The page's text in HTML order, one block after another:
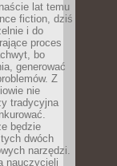
lat temu
fiction, dziś
i do
proces
bo
generować
Z
nie
tradycyjna
będzie
tych dwóch
narzędzi.
nauczycieli